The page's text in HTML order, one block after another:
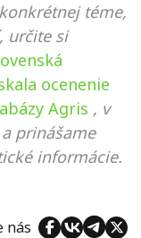
téme,
určite si
ocenenie
Agris , v
prinášame
informácie.
nás